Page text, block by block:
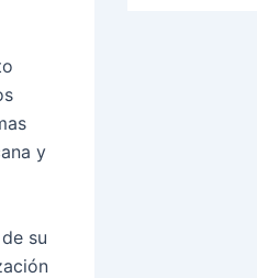
y
su